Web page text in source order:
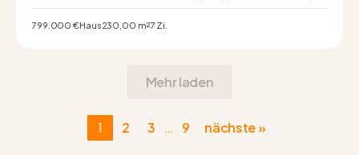
799.000 €Haus230,00 m²7 Zi.
Mehr laden
1 2 3 … 9 nächste »